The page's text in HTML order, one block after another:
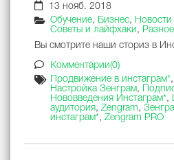
13 нояб. 2018
Обучение, Бизнес, Новости
Советы и лайфхаки , Разное
Вы смотрите наши сториз в
Комментарии(0)
Продвижение в инстаграм*,
Настройка Зенграм,
Нововведения Инстаграм*,
аудитория, Zengram,
инстаграм*, Zengram PRO